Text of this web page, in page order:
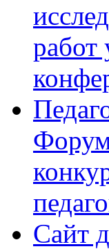
работ
Сайт